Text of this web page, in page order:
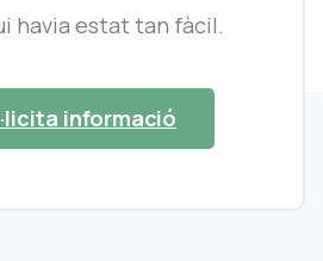
havia estat tan fàcil.
informació